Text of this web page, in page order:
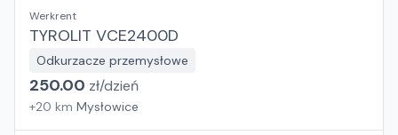
Werkrent
TYROLIT VCE2400D
Odkurzacze przemysłowe
250.00 zł/dzień
+20 km Mysłowice